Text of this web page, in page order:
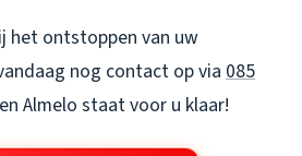
het ontstoppen van uw
nog contact op via 085
Almelo staat voor u klaar!